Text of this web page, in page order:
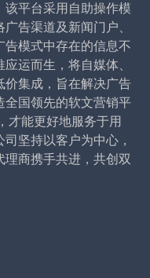
平台采用自助操作模
告渠道及新闻门户、
模式中存在的信息不
运而生，将自媒体、
集成，旨在解决广告
全国领先的软文营销平
才能更好地服务于用
坚持以客户为中心，
商携手共进，共创双